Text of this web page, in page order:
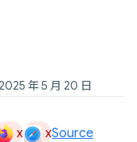
年 5 月 20 日
x xSource